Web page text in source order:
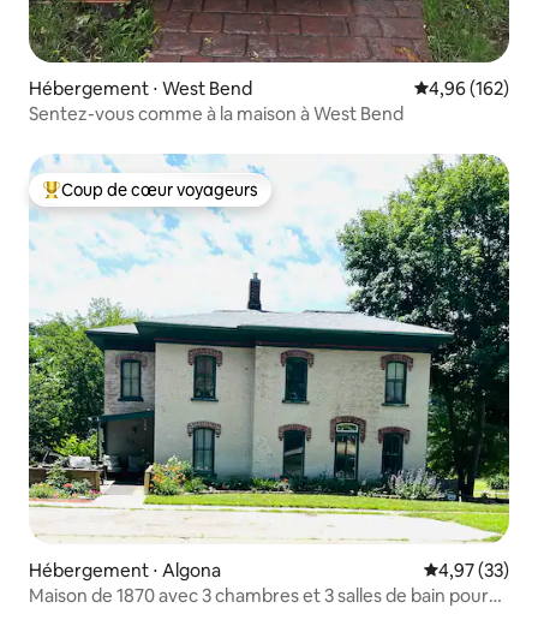
Hébergement ⋅ West Bend Évaluation
4,96 (162)
Sentez-vous comme à la maison à West Bend
Coups de cœur voyageurs les plus appréciés
Coup de cœur voyageurs
Hébergement ⋅ Algona Évaluation
4,97 (33)
Maison de 1870 avec 3 chambres et 3 salles de bain pour